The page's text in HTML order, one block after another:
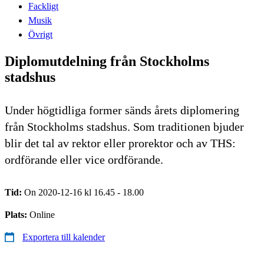
Fackligt
Musik
Övrigt
Diplomutdelning från Stockholms
stadshus
Under högtidliga former sänds årets diplomering
från Stockholms stadshus. Som traditionen bjuder
blir det tal av rektor eller prorektor och av THS:
ordförande eller vice ordförande.
Tid: On 2020-12-16 kl 16.45 - 18.00
Plats: Online
Exportera till kalender